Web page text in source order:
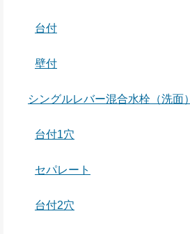
台付
壁付
シングルレバー混合水栓（洗面）
台付1穴
セパレート
台付2穴